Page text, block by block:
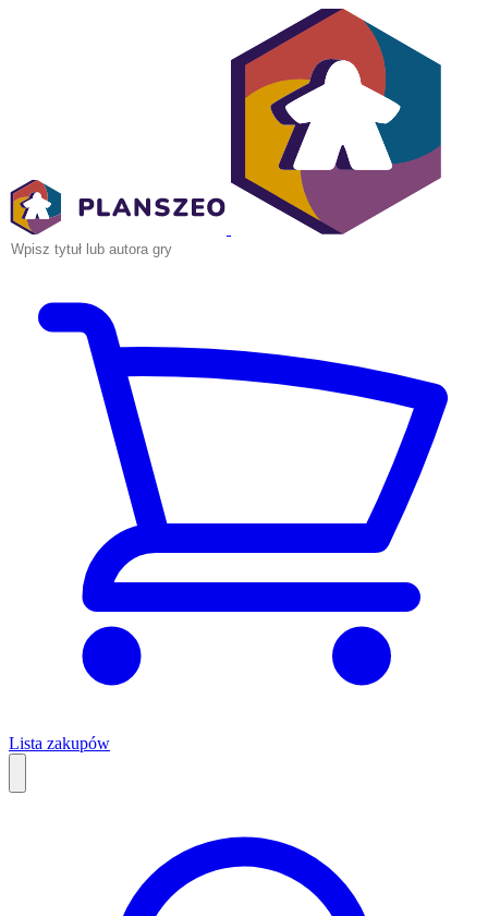
Lista zakupów